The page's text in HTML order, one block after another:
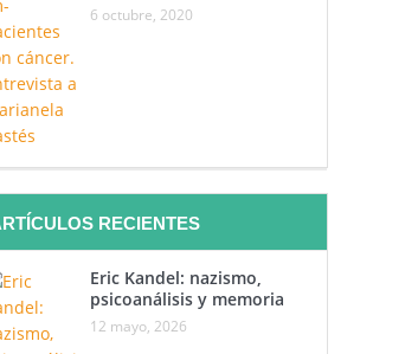
6 octubre, 2020
RECIENTES
Eric Kandel: nazismo,
psicoanálisis y memoria
12 mayo, 2026